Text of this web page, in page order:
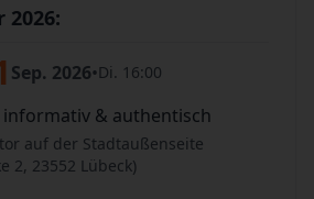
2026:
Sep. 2026•Di. 16:00
& authentisch
auf der Stadtaußenseite
2, 23552 Lübeck)